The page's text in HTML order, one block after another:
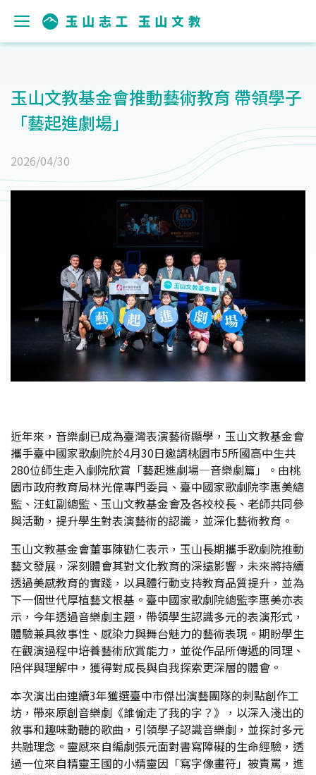
玉山文教基金會推動藝術教育 帶領學子
「藝起進劇場」
2026/04/30
近年來，音樂劇已成為臺灣表演藝術顯學，玉山文教基金會
攜手臺中國家歌劇院於4月30日邀請桃園市5所國高中生共
280位師生走入劇院欣賞「藝起進劇場—音樂劇篇」。由桃
園市政府教育局林光偉專門委員、臺中國家歌劇院李惠美總
監、汪虹副總監、玉山文教基金會及各校校長、老師共同參
與活動，提升學生對表演藝術的認識，並深化藝術教育。
玉山文教基金會董事陳勸仁表示，玉山長期攜手歌劇院推動
藝文發展，深刻體會其對文化教育的深遠影響，未來將持續
透過美感教育的實踐，以具體行動支持教育品質提升，並為
下一個世代厚植藝文根基。臺中國家歌劇院總監李惠美亦表
示，今年透過音樂劇主題，帶領學生認識多元的表演形式，
體驗兼具敘事性、感染力與舞台魅力的藝術表現。期盼學生
在觀演過程中培養藝術欣賞能力，並從作品所傳遞的同理、
陪伴與理解中，獲得對成長與自我探索更深層的體會。
本次演出由連續3年獲選臺中市傑出演藝團隊的刺點創作工
坊，帶來原創音樂劇《誰偷走了我的字？》，以深入淺出的
敘事和趣味動聽的歌曲，引領學子認識音樂劇，並探討多元
共融理念。靈感來自編劇張元面對書寫障礙的生命經驗，透
過一位來自精靈王國的小精靈因「寫字像畫符」被責罵，進